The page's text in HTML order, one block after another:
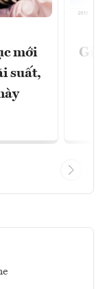
mới
suất,
Giá